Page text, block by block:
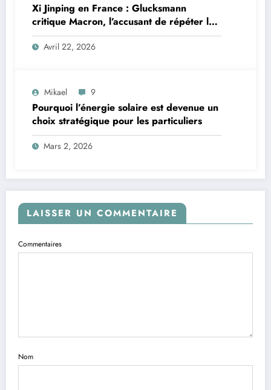
Xi Jinping en France : Glucksmann
critique Macron, l’accusant de répéter les
erreurs faites avec Poutine
Avril 22, 2026
Mikael 9
Pourquoi l’énergie solaire est devenue un
choix stratégique pour les particuliers
Mars 2, 2026
LAISSER UN COMMENTAIRE
Commentaires
Nom